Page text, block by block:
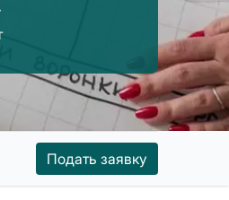
Подать заявку